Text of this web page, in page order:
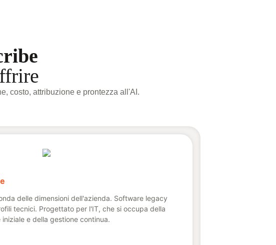
costo, attribuzione e prontezza all'AI.
delle dimensioni dell'azienda. Software legacy
tecnici. Progettato per l'IT, che si occupa della
e della gestione continua.